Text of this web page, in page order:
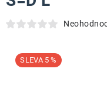
PRODUKTY BENET
5 %